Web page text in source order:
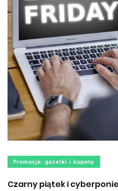
Promocje: gazetki i kupony
Czarny piątek i